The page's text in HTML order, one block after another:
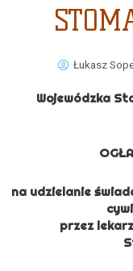
Łukasz
Wojewódzka
na udzielanie
przez